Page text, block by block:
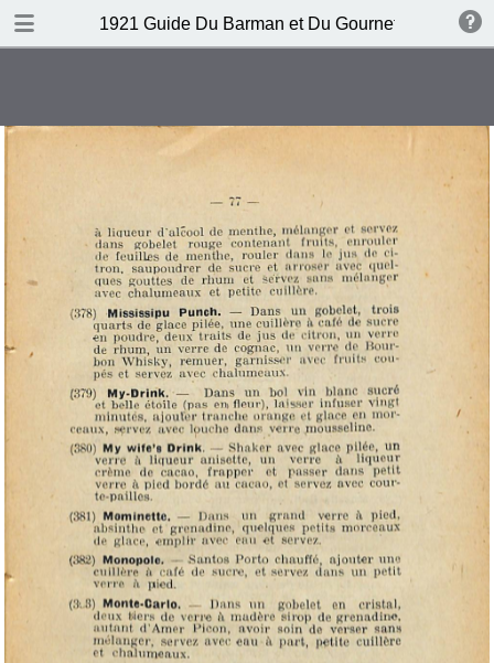
1921 Guide Du Barman et Du Gournet Chic (1ere
DOWNLOAD